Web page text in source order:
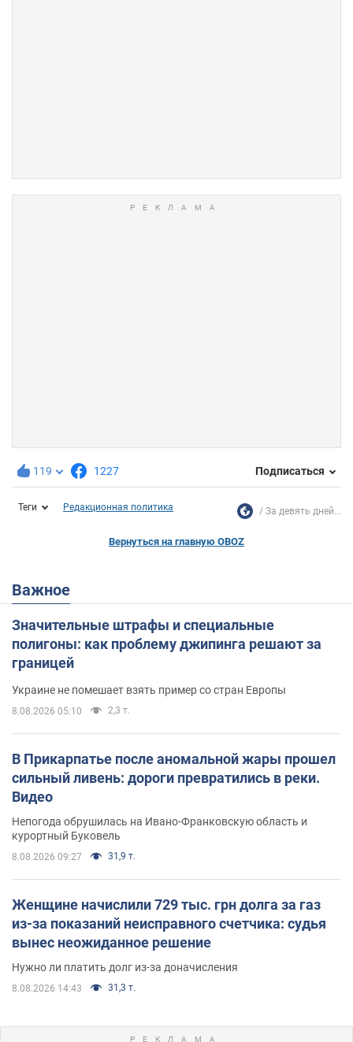
119 1227 Подписаться
Теги Редакционная политика За девять дней...
Вернуться на главную OBOZ
Важное
Значительные штрафы и специальные
полигоны: как проблему джипинга решают за
границей
Украине не помешает взять пример со стран Европы
8.08.2026 05:10 2,3 т.
В Прикарпатье после аномальной жары прошел
сильный ливень: дороги превратились в реки.
Видео
Непогода обрушилась на Ивано-Франковскую область и
курортный Буковель
8.08.2026 09:27 31,9 т.
Женщине начислили 729 тыс. грн долга за газ
из-за показаний неисправного счетчика: судья
вынес неожиданное решение
Нужно ли платить долг из-за доначисления
8.08.2026 14:43 31,3 т.